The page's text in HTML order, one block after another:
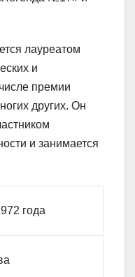
лауреатом
и
премии
других. Он
и занимается
года